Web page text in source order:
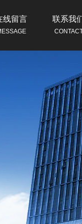
线留言 联系我